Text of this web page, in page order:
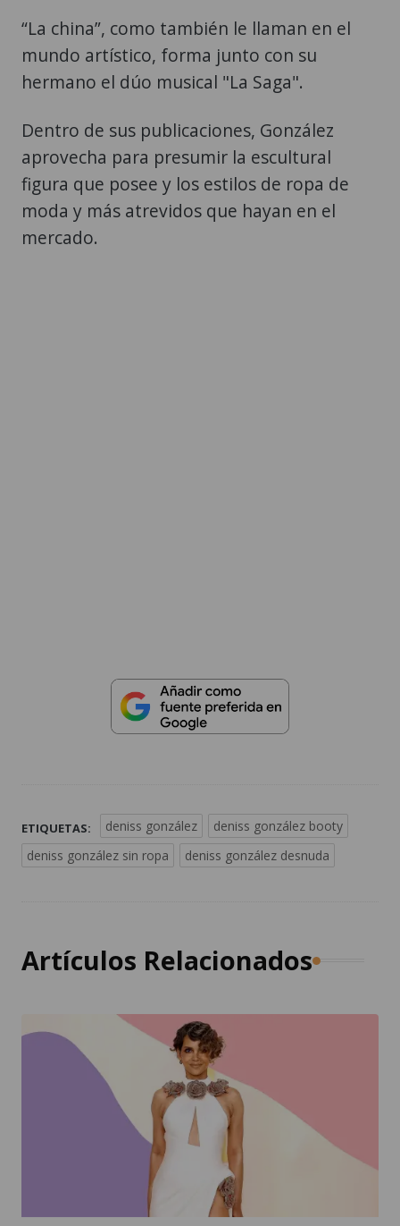
“La china”, como también le llaman en el
mundo artístico, forma junto con su
hermano el dúo musical "La Saga".
Dentro de sus publicaciones, González
aprovecha para presumir la escultural
figura que posee y los estilos de ropa de
moda y más atrevidos que hayan en el
mercado.
ETIQUETAS: deniss gonzález
deniss gonzález booty
deniss gonzález sin ropa
deniss gonzález desnuda
Artículos Relacionados